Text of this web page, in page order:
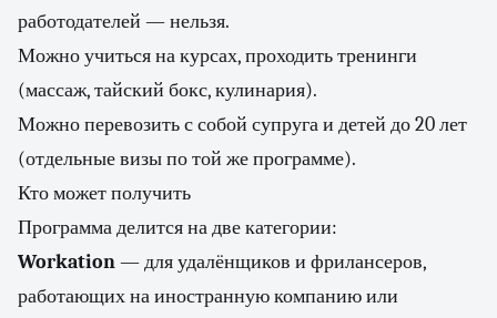
работодателей — нельзя.
Можно учиться на курсах, проходить тренинги
(массаж, тайский бокс, кулинария).
Можно перевозить с собой супруга и детей до 20 лет
(отдельные визы по той же программе).
Кто может получить
Программа делится на две категории:
Workation— для удалёнщиков и фрилансеров,
работающих на иностранную компанию или